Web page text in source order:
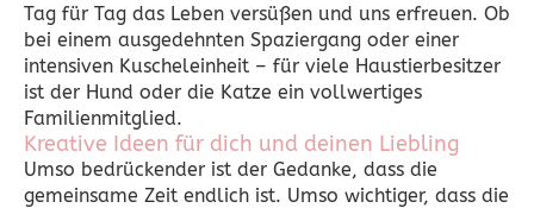
Tag für Tag das Leben versüßen und uns erfreuen. Ob
bei einem ausgedehnten Spaziergang oder einer
intensiven Kuscheleinheit – für viele Haustierbesitzer
ist der Hund oder die Katze ein vollwertiges
Familienmitglied.
Kreative Ideen für dich und deinen Liebling
Umso bedrückender ist der Gedanke, dass die
gemeinsame Zeit endlich ist. Umso wichtiger, dass die